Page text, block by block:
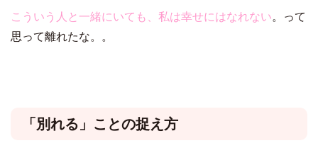
こういう人と一緒にいても、私は幸せにはなれない。って
思って離れたな。。
「別れる」ことの捉え方